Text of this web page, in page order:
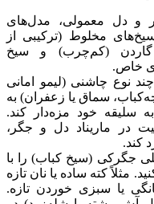
و دل معمولی، مدل‌های
مخلوط (ترکیبی از
(کم‌چرب) و سیخ
خاص.
چند نوع چاشنی (لیمو امانی
سماق یا زعفران) به
سلیقه خود مزه‌دار کند.
در ماریناد دل و جگر،
کند.
جگرکی (سیخ کباب) را با
مثلاً کته ساده یا نان تازه
یا سبزی خوردن تازه.